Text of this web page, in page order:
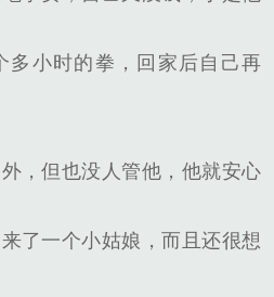
多小时的拳，回家后自己再
，但也没人管他，他就安心
了一个小姑娘，而且还很想